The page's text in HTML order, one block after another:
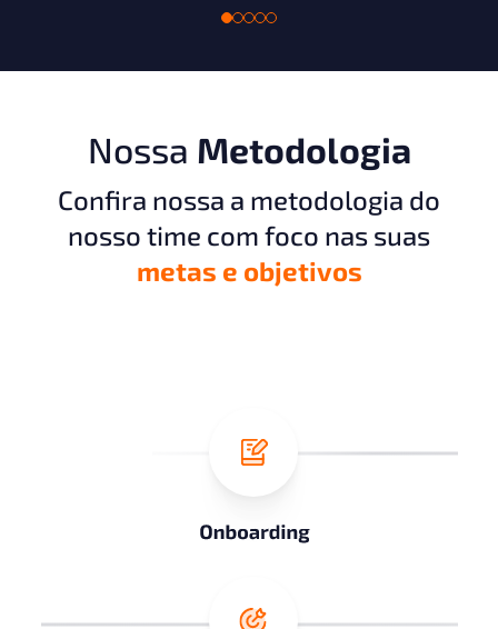
Nossa Metodologia
Confira nossa a metodologia do
nosso time com foco nas suas
metas e objetivos